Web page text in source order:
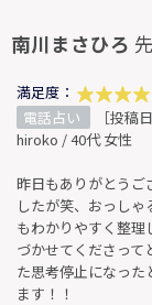
南川まさひろ
満足度：
電話占い
［投稿
hiroko / 40代 女性
昨日もありがとうご
したが笑、おっし
もわかりやすく整
づかせてくださって
た思考停止になった
ます！！